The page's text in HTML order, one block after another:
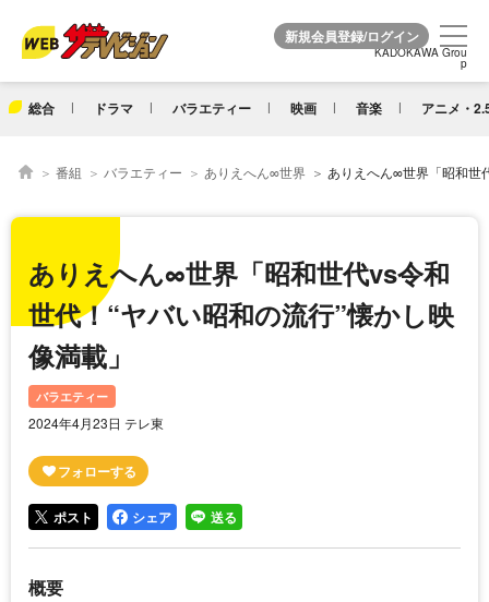
KADOKAWA Grou
p
総合 ドラマ バラエティー 映画 音楽 アニメ・
KADOKAWA Grou
p
番組 バラエティー ありえへん∞世界 ありえへん∞世界「昭和世代vs令和世代！“
ありえへん∞世界「昭和世代vs令和
世代！“ヤバい昭和の流行”懐かし映
像満載」
バラエティー
2024年4月23日 テレ東
ポスト シェア 送る
概要